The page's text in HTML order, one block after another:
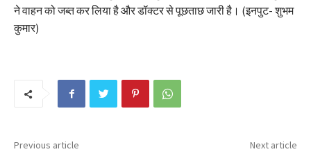
ने वाहन को जब्त कर लिया है और डॉक्टर से पूछताछ जारी है। (इनपुट- शुभम
कुमार)
Previous article Next article